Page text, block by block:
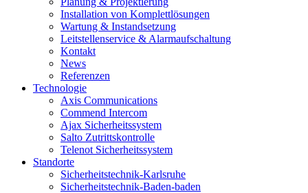
Installation von Komplettlösungen
Wartung & Instandsetzung
Leitstellenservice & Alarmaufschaltung
Kontakt
News
Referenzen
Technologie
Axis Communications
Commend Intercom
Ajax Sicherheitssystem​
Salto Zutrittskontrolle
Telenot Sicherheitssystem
Standorte
Sicherheitstechnik-Karlsruhe
Sicherheitstechnik-Baden-baden